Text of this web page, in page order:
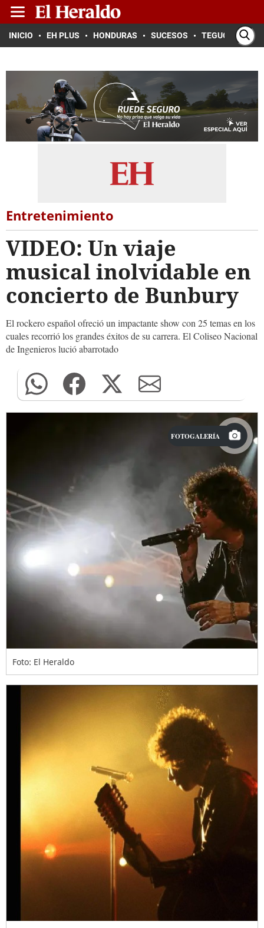
INICIO EH PLUS HONDURAS SUCESOS TEGUCIGALPA
Entretenimiento
VIDEO: Un viaje
musical inolvidable en
concierto de Bunbury
El rockero español ofreció un impactante show con 25 temas en los
cuales recorrió los grandes éxitos de su carrera. El Coliseo Nacional
de Ingenieros lució abarrotado
FOTOGALERÍA
Foto: El Heraldo